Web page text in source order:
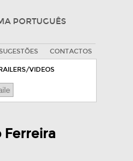
PORTUGUÊS
CONTACTOS
VIDEOS
Ferreira